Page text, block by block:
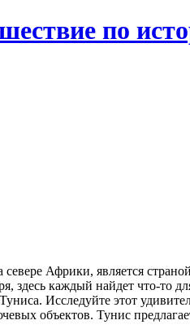
по
здесь каждый найдет что-то
Исследуйте этот
объектов. Тунис